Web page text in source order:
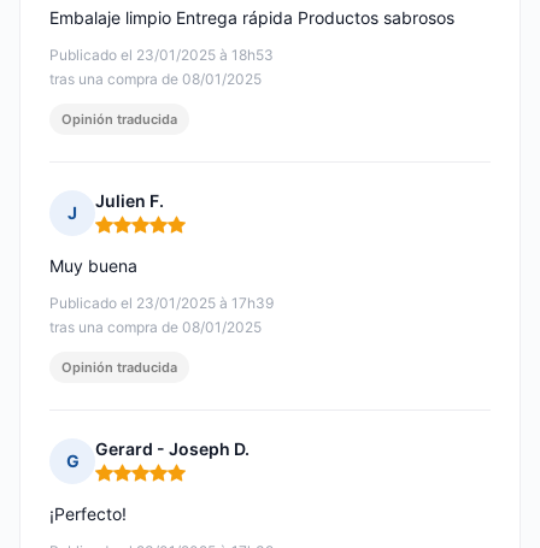
Publicado el 23/01/2025 à 18h53
tras una compra de 08/01/2025
Embalaje limpio Entrega rápida Productos sabrosos
Opinión traducida
J
Julien F.
Nota: 5 de 5
Publicado el 23/01/2025 à 17h39
tras una compra de 08/01/2025
Muy buena
Opinión traducida
G
Gerard - Joseph D.
Nota: 5 de 5
¡Perfecto!